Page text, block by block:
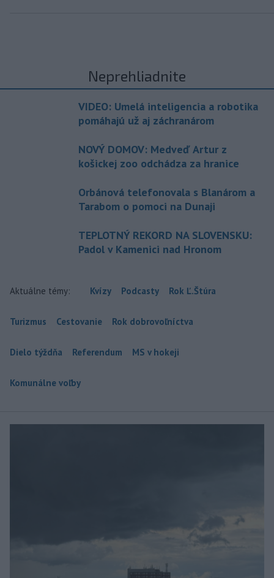
Neprehliadnite
VIDEO: Umelá inteligencia a robotika
pomáhajú už aj záchranárom
NOVÝ DOMOV: Medveď Artur z
košickej zoo odchádza za hranice
Orbánová telefonovala s Blanárom a
Tarabom o pomoci na Dunaji
TEPLOTNÝ REKORD NA SLOVENSKU:
Padol v Kamenici nad Hronom
Aktuálne témy: Kvízy Podcasty Rok Ľ.Štúra
Turizmus Cestovanie Rok dobrovoľníctva
Dielo týždňa Referendum MS v hokeji
Komunálne voľby